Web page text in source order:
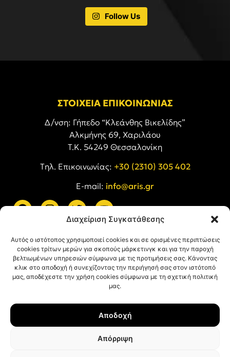
Διαχείριση Συγκατάθεσης
Αυτός ο ιστότοπος χρησιμοποιεί cookies και σε ορισμένες περιπτώσεις
cookies τρίτων μερών για σκοπούς μάρκετινγκ και για την παροχή
βελτιωμένων υπηρεσιών σύμφωνα με τις προτιμήσεις σας. Κάνοντας
κλικ στο αποδοχή ή συνεχίζοντας την περιήγησή σας στον ιστότοπό
μας, αποδέχεστε την χρήση cookies σύμφωνα με τη σχετική πολιτική
μας.
Αποδοχή
Απόρριψη
Follow Us
ΣΤΟΙΧΕΙΑ ΕΠΙΚΟΙΝΩΝΙΑΣ
Δ/νση: Γήπεδο “Κλεάνθης Βικελίδης”
Αλκμήνης 69, Χαριλάου
Τ.Κ. 54249 Θεσσαλονίκη
Tηλ. Επικοινωνίας: +30 (2310) 305 402
E-mail: info@aris.gr
Όροι Χρήσης
Πολιτική Cookies